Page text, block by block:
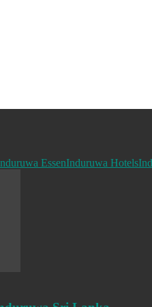
EssenInduruwa Hotels